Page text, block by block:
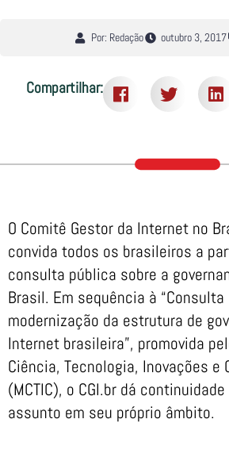
Por: Redação outubro 3, 2017
Compartilhar:
O Comitê Gestor da Internet no
convida todos os brasileiros a
consulta pública sobre a
Brasil. Em sequência à
modernização da estrutura de
Internet brasileira”, promovida
Ciência, Tecnologia, Inovações e
(MCTIC), o CGI.br dá
assunto em seu próprio âmbito.